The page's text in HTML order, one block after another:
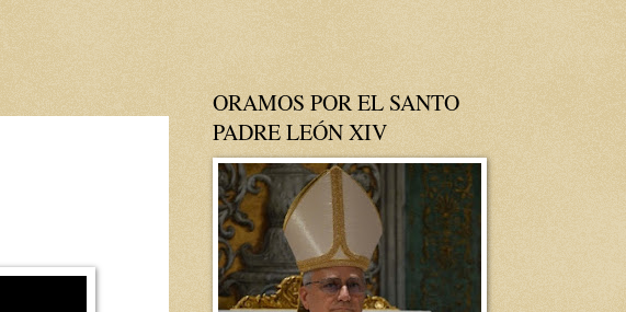
ORAMOS POR EL SANTO
PADRE LEÓN XIV